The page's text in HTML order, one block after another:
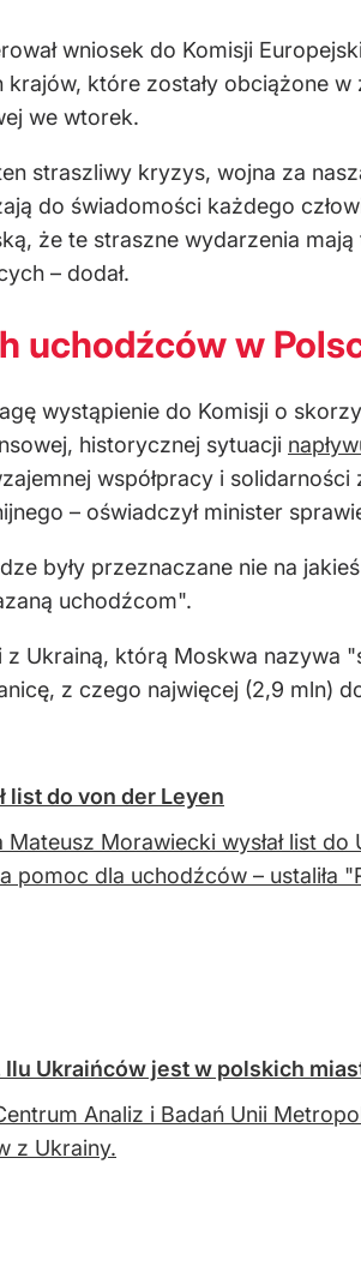
wniosek do Komisji
które zostały obciążone w
we wtorek.
straszliwy kryzys, wojna za
do świadomości każdego
że te straszne wydarzenia
– dodał.
uchodźców w
wystąpienie do Komisji o
historycznej sytuacji
współpracy i
– oświadczył minister
były przeznaczane nie na
uchodźcom".
Ukrainą, którą Moskwa nazywa
z czego najwięcej (2,9 mln)
list do von der Leyen
Mateusz Morawiecki wysłał list
pomoc dla uchodźców – ustaliła
Ukraińców jest w polskich
Analiz i Badań Unii
z Ukrainy.